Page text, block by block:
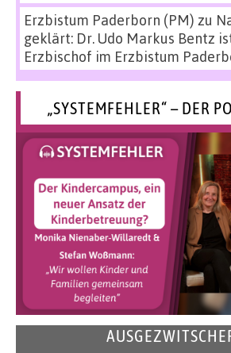
Erzbistum Paderborn (PM) zu
geklärt: Dr. Udo Markus Bentz
Erzbischof im Erzbistum
„SYSTEMFEHLER“ – DER